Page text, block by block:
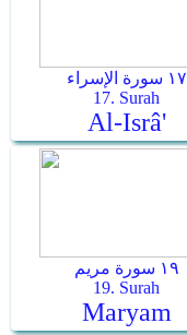
١٧ سورة الإسراء
17. Surah
Al-Isrâ'
١٩ سورة مريم
19. Surah
Maryam